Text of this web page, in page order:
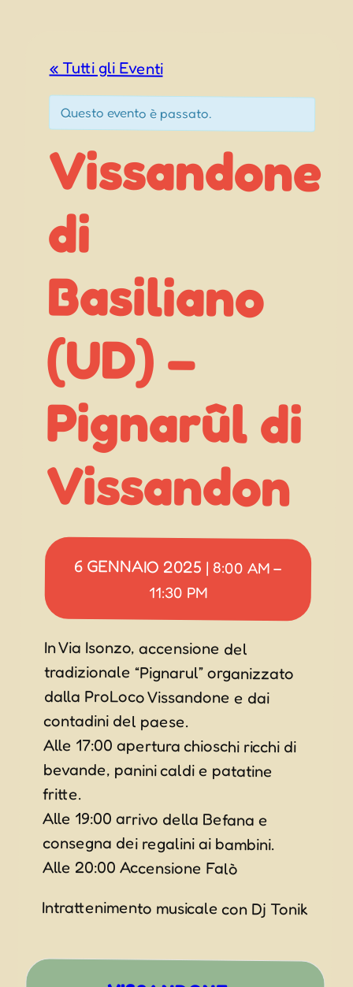
« Tutti gli Eventi
Questo evento è passato.
Vissandone
di
Basiliano
(UD) –
Pignarûl di
Vissandon
6 GENNAIO 2025 | 8:00 AM –
11:30 PM
In Via Isonzo, accensione del
tradizionale “Pignarul” organizzato
dalla ProLoco Vissandone e dai
contadini del paese.
Alle 17:00 apertura chioschi ricchi di
bevande, panini caldi e patatine
fritte.
Alle 19:00 arrivo della Befana e
consegna dei regalini ai bambini.
Alle 20:00 Accensione Falò
Intrattenimento musicale con Dj Tonik